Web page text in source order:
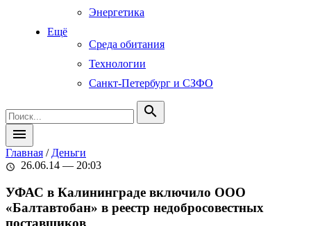
Энергетика
Ещё
Среда обитания
Технологии
Санкт-Петербург и СЗФО
search
menu
Главная / Деньги
schedule 26.06.14 — 20:03
УФАС в Калининграде включило ООО
«Балтавтобан» в реестр недобросовестных
поставщиков